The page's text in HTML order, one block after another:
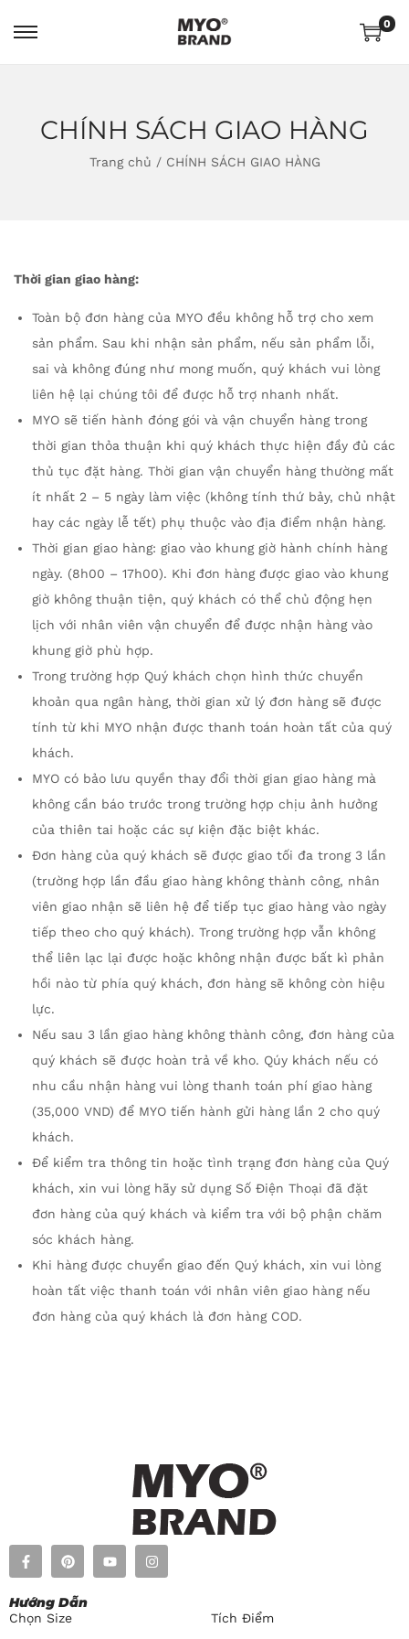
0
CHÍNH SÁCH GIAO HÀNG
Trang chủ / CHÍNH SÁCH GIAO HÀNG
Thời gian giao hàng:
Toàn bộ đơn hàng của MYO đều không hỗ trợ cho xem
sản phẩm. Sau khi nhận sản phẩm, nếu sản phẩm lỗi,
sai và không đúng như mong muốn, quý khách vui lòng
liên hệ lại chúng tôi để được hỗ trợ nhanh nhất.
MYO sẽ tiến hành đóng gói và vận chuyển hàng trong
thời gian thỏa thuận khi quý khách thực hiện đầy đủ các
thủ tục đặt hàng. Thời gian vận chuyển hàng thường mất
ít nhất 2 – 5 ngày làm việc (không tính thứ bảy, chủ nhật
hay các ngày lễ tết) phụ thuộc vào địa điểm nhận hàng.
Thời gian giao hàng: giao vào khung giờ hành chính hàng
ngày. (8h00 – 17h00). Khi đơn hàng được giao vào khung
giờ không thuận tiện, quý khách có thể chủ động hẹn
lịch với nhân viên vận chuyển để được nhận hàng vào
khung giờ phù hợp.
Trong trường hợp Quý khách chọn hình thức chuyển
khoản qua ngân hàng, thời gian xử lý đơn hàng sẽ được
tính từ khi MYO nhận được thanh toán hoàn tất của quý
khách.
MYO có bảo lưu quyền thay đổi thời gian giao hàng mà
không cần báo trước trong trường hợp chịu ảnh hưởng
của thiên tai hoặc các sự kiện đặc biệt khác.
Đơn hàng của quý khách sẽ được giao tối đa trong 3 lần
(trường hợp lần đầu giao hàng không thành công, nhân
viên giao nhận sẽ liên hệ để tiếp tục giao hàng vào ngày
tiếp theo cho quý khách). Trong trường hợp vẫn không
thể liên lạc lại được hoặc không nhận được bất kì phản
hồi nào từ phía quý khách, đơn hàng sẽ không còn hiệu
lực.
Nếu sau 3 lần giao hàng không thành công, đơn hàng của
quý khách sẽ được hoàn trả về kho. Qúy khách nếu có
nhu cầu nhận hàng vui lòng thanh toán phí giao hàng
(35,000 VND) để MYO tiến hành gửi hàng lần 2 cho quý
khách.
Để kiểm tra thông tin hoặc tình trạng đơn hàng của Quý
khách, xin vui lòng hãy sử dụng Số Điện Thoại đã đặt
đơn hàng của quý khách và kiểm tra với bộ phận chăm
sóc khách hàng.
Khi hàng được chuyển giao đến Quý khách, xin vui lòng
hoàn tất việc thanh toán với nhân viên giao hàng nếu
đơn hàng của quý khách là đơn hàng COD.
Hướng Dẫn​
Chọn Size Tích Điểm